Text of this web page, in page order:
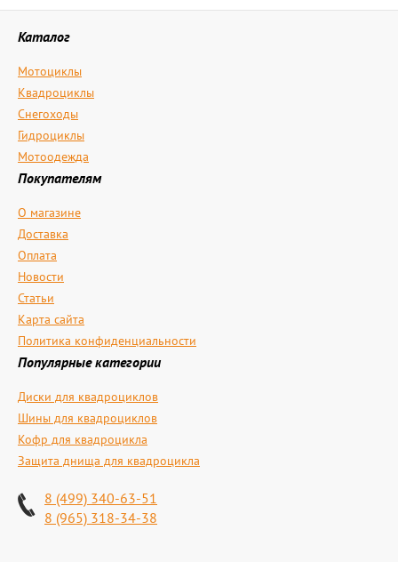
Каталог
Мотоциклы
Квадроциклы
Снегоходы
Гидроциклы
Мотоодежда
Покупателям
О магазине
Доставка
Оплата
Новости
Статьи
Карта сайта
Политика конфиденциальности
Популярные категории
Диски для квадроциклов
Шины для квадроциклов
Кофр для квадроцикла
Защита днища для квадроцикла
8 (499) 340-63-51
8 (965) 318-34-38